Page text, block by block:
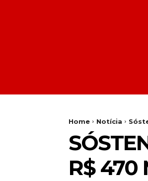
Home Notícia
R$ 470